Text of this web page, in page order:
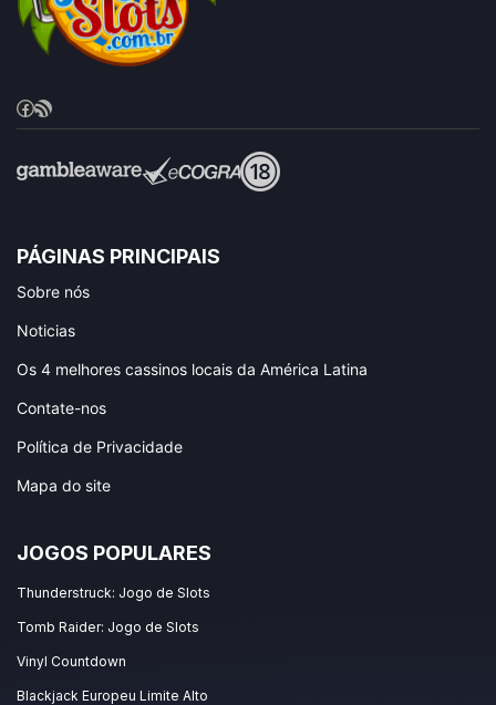
Facebook
RSS Feed
PÁGINAS PRINCIPAIS
Sobre nós
Noticias
Os 4 melhores cassinos locais da América Latina
Contate-nos
Política de Privacidade
Mapa do site
JOGOS POPULARES
Thunderstruck: Jogo de Slots
Tomb Raider: Jogo de Slots
Vinyl Countdown
Blackjack Europeu Limite Alto